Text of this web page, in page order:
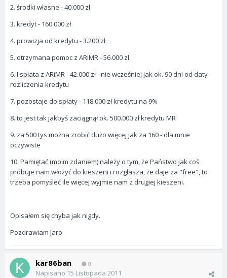
2. środki własne - 40.000 zł
3. kredyt - 160.000 zł
4. prowizja od kredytu - 3.200 zł
5. otrzymana pomoc z ARiMR - 56.000 zł
6. I spłata z ARiMR - 42.000 zł - nie wcześniej jak ok. 90 dni od daty
rozliczenia kredytu
7. pozostaje do spłaty - 118.000 zł kredytu na 9%
8. to jest tak jakbyś zaciągnął ok. 500.000 zł kredytu MR
9. za 500 tys można zrobić dużo więcej jak za 160 - dla mnie
oczywiste
10. Pamiętać (moim zdaniem) należy o tym, że Państwo jak coś
próbuje nam włożyć do kieszeni i rozgłasza, że daje za "free", to
trzeba pomyśleć ile więcej wyjmie nam z drugiej kieszeni.
Opisałem się chyba jak nigdy.
Pozdrawiam Jaro
kar86ban 0
Napisano 15 Listopada 2011